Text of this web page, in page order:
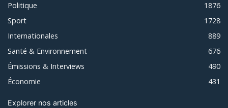
Politique
1876
Sport
1728
Internationales
889
Santé & Environnement
676
Émissions & Interviews
490
Économie
431
Explorer nos articles